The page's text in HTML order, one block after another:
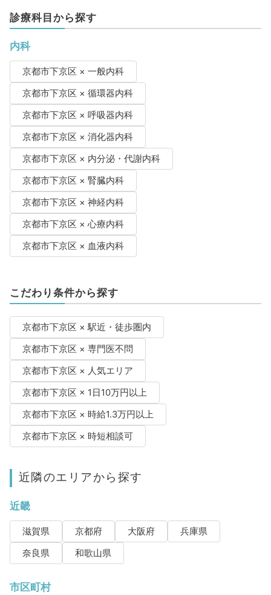
診療科目から探す
内科
京都市下京区 × 一般内科
京都市下京区 × 循環器内科
京都市下京区 × 呼吸器内科
京都市下京区 × 消化器内科
京都市下京区 × 内分泌・代謝内科
京都市下京区 × 腎臓内科
京都市下京区 × 神経内科
京都市下京区 × 心療内科
京都市下京区 × 血液内科
こだわり条件から探す
京都市下京区 × 駅近・徒歩圏内
京都市下京区 × 専門医不問
京都市下京区 × 人気エリア
京都市下京区 × 1日10万円以上
京都市下京区 × 時給1.3万円以上
京都市下京区 × 時短相談可
近隣のエリアから探す
近畿
滋賀県 京都府 大阪府
兵庫県
奈良県
和歌山県
市区町村